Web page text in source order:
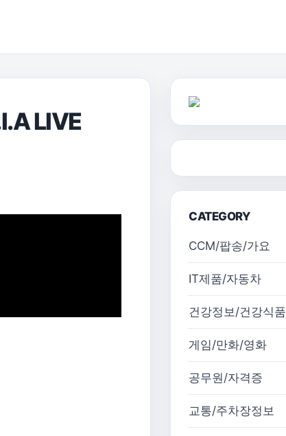
LIVE
CATEGORY
CCM/팝송/가요
IT제품/자동차
건강정보/건강식품
게임/만화/영화
공무원/자격증
교통/주차장정보